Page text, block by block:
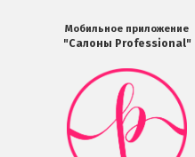
Мобильное приложение
"Салоны Professional"
Мобильное
приложение
Салоны
Professional
загрузить
в